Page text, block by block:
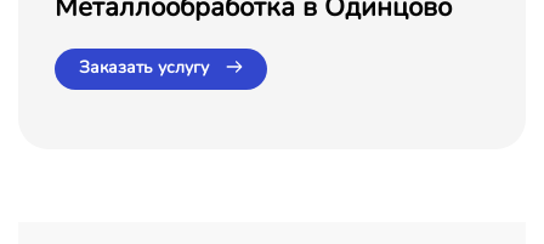
Металлообработка в Одинцово
Заказать услугу